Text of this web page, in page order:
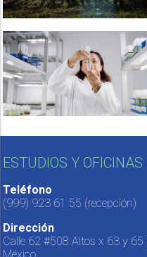
ESTUDIOS Y OFICINAS
Teléfono
(999) 923 61 55 (recepción)
Dirección
Calle 62 #508 Altos x 63 y 65